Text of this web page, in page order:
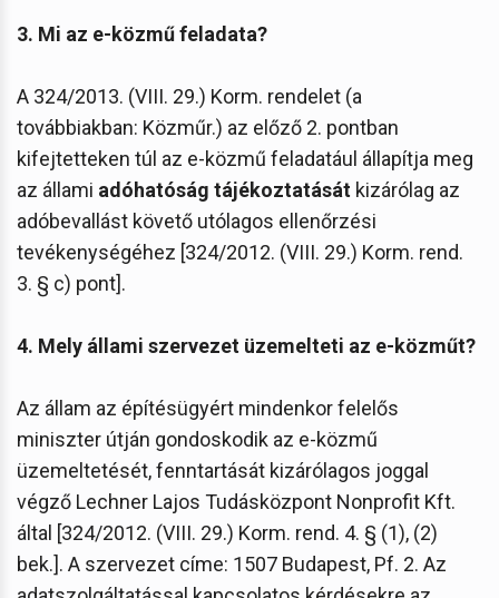
3. Mi az e-közmű feladata?
A 324/2013. (VIII. 29.) Korm. rendelet (a
továbbiakban: Közműr.) az előző 2. pontban
kifejtetteken túl az e-közmű feladatául állapítja meg
az állami adóhatóság tájékoztatását kizárólag az
adóbevallást követő utólagos ellenőrzési
tevékenységéhez [324/2012. (VIII. 29.) Korm. rend.
3. § c) pont].
4. Mely állami szervezet üzemelteti az e-közműt?
Az állam az építésügyért mindenkor felelős
miniszter útján gondoskodik az e-közmű
üzemeltetését, fenntartását kizárólagos joggal
végző Lechner Lajos Tudásközpont Nonprofit Kft.
által [324/2012. (VIII. 29.) Korm. rend. 4. § (1), (2)
bek.]. A szervezet címe: 1507 Budapest, Pf. 2. Az